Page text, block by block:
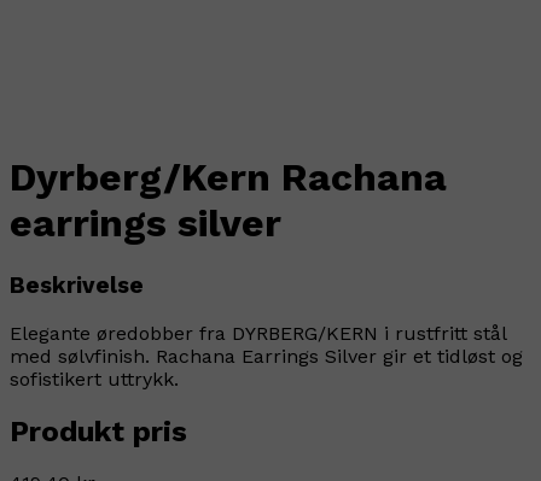
Dyrberg/Kern Rachana
earrings silver
Beskrivelse
Elegante øredobber fra DYRBERG/KERN i rustfritt stål
med sølvfinish. Rachana Earrings Silver gir et tidløst og
sofistikert uttrykk.
Produkt pris